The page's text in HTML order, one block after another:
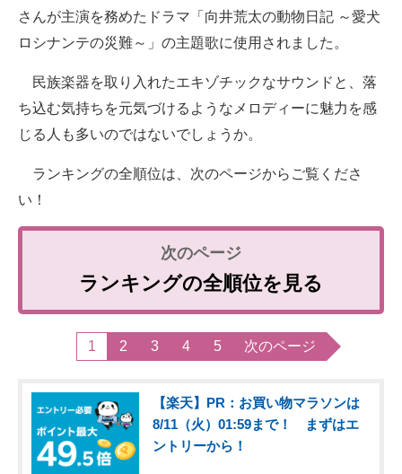
さんが主演を務めたドラマ「向井荒太の動物日記 ～愛犬
ロシナンテの災難～」の主題歌に使用されました。
民族楽器を取り入れたエキゾチックなサウンドと、落
ち込む気持ちを元気づけるようなメロディーに魅力を感
じる人も多いのではないでしょうか。
ランキングの全順位は、次のページからご覧くださ
い！
ランキングの全順位を見る
1 2 3 4 5 次のページ
【楽天】PR：お買い物マラソンは
8/11（火）01:59まで！ まずはエ
ントリーから！